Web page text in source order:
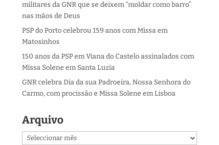
militares da GNR que se deixem “moldar como barro”
nas mãos de Deus
PSP do Porto celebrou 159 anos com Missa em
Matosinhos
150 anos da PSP em Viana do Castelo assinalados com
Missa Solene em Santa Luzia
GNR celebra Dia da sua Padroeira, Nossa Senhora do
Carmo, com procissão e Missa Solene em Lisboa
Arquivo
Arquivo